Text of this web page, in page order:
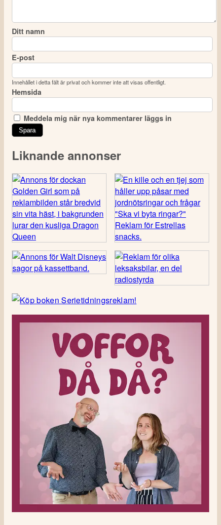
Ditt namn
E-post
Innehållet i detta fält är privat och kommer inte att visas offentligt.
Hemsida
Meddela mig när nya kommentarer läggs in
Liknande annonser